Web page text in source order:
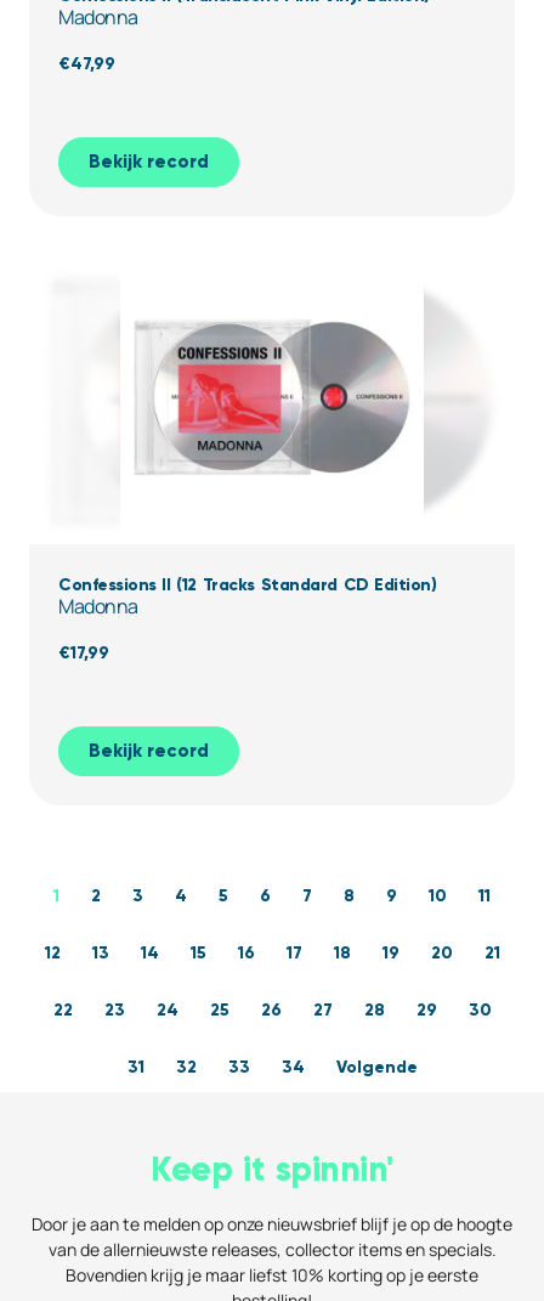
Madonna
€47,99
Bekijk record
Confessions II (12 Tracks Standard CD Edition)
Madonna
€17,99
Bekijk record
1 2 3 4 5 6 7 8 9 10 11
12 13 14 15 16 17 18 19 20 21
22 23 24 25 26 27 28 29 30
31 32 33 34 Volgende
Keep it spinnin'
Door je aan te melden op onze nieuwsbrief blijf je op de hoogte
van de allernieuwste releases, collector items en specials.
Bovendien krijg je maar liefst 10% korting op je eerste